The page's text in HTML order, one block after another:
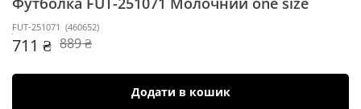
FUT-251071 (460652)
711 ₴ 889 ₴
Додати в кошик